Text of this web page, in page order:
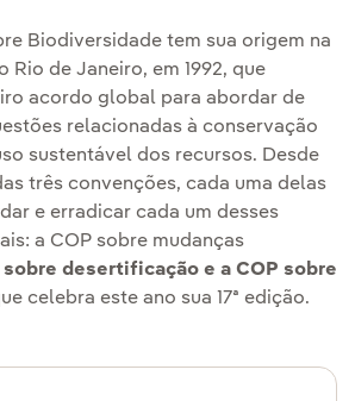
Biodiversidade tem sua origem na
Rio de Janeiro, em 1992, que
acordo global para abordar de
relacionadas à conservação
sustentável dos recursos. Desde
três convenções, cada uma delas
e erradicar cada um desses
a COP sobre mudanças
sobre desertificação e a COP sobre
celebra este ano sua 17ª edição.